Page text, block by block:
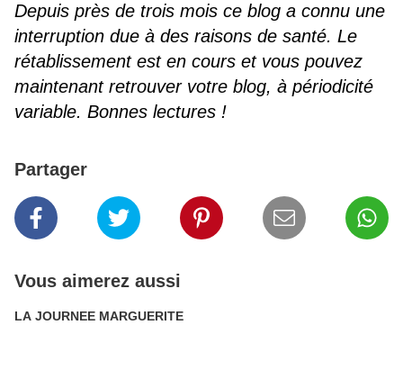
Depuis près de trois mois ce blog a connu une
interruption due à des raisons de santé. Le
rétablissement est en cours et vous pouvez
maintenant retrouver votre blog, à périodicité
variable. Bonnes lectures !
Partager
Vous aimerez aussi
LA JOURNEE MARGUERITE